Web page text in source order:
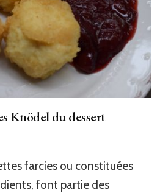
Knödel du dessert
farcies ou constituées
font partie des